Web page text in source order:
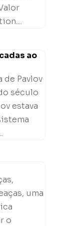
ao
de Pavlov
século
estava
uma
o